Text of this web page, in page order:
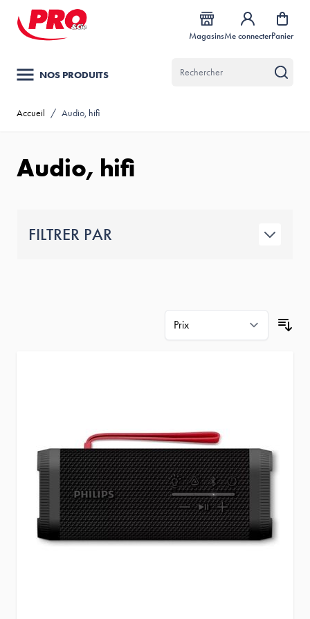
Allez au contenu
MagasinsMe connecterPanier
NOS PRODUITS
Accueil / Audio, hifi
Audio, hifi
FILTRER PAR